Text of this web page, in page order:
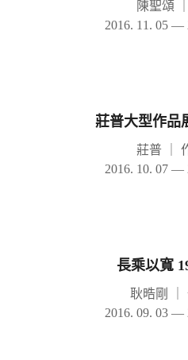
陳聖頌
2016. 11. 05 —
莊普大型作品
莊普
2016. 10. 07 —
長乘以寬
耿晧剛
2016. 09. 03 —